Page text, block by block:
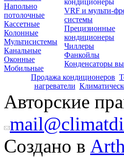
Напольно
потолочные
Кассетные
Колонные
Мультисистемы
Канальные
Оконные
Мобильные
VRF и мульти-
системы
Прецизионные
кондиционеры
Чиллеры
Фанкойлы
Конденсаторы
Продажа кондиционеров
нагреватели
Авторские
Создано в